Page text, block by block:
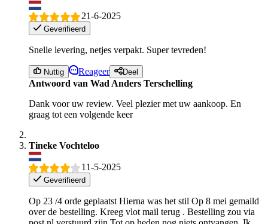
21-6-2025
Geverifieerd
Snelle levering, netjes verpakt. Super tevreden!
Nuttig Reageer Deel
Antwoord van Wad Anders Terschelling
Dank voor uw review. Veel plezier met uw aankoop. En
graag tot een volgende keer
Tineke Vochteloo
11-5-2025
Geverifieerd
Op 23 /4 orde geplaatst Hierna was het stil Op 8 mei gemaild
over de bestelling. Kreeg vlot mail terug . Bestelling zou via